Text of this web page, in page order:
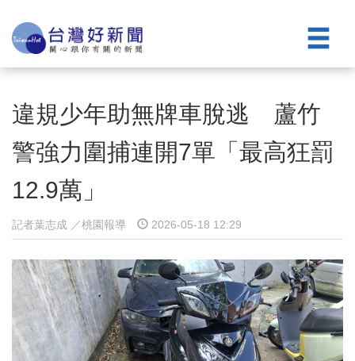
違規少年助無牌車脫逃 蘆竹
警強力圍捕連開7單「最高狂罰
12.9萬」
記者葉志成 ／桃園報導 2026-05-18 12:29